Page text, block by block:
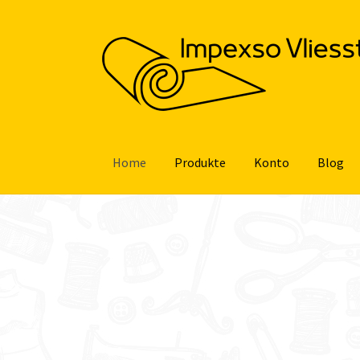
Zur
Navigation
springen
Zum
Inhalt
springen
Home Produkte Konto Blog